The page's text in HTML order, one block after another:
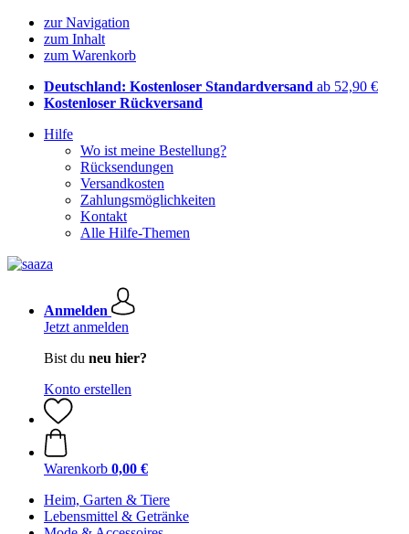
zur Navigation
zum Inhalt
zum Warenkorb
Deutschland: Kostenloser Standardversand ab 52,90 €
Kostenloser Rückversand
Hilfe
Wo ist meine Bestellung?
Rücksendungen
Versandkosten
Zahlungsmöglichkeiten
Kontakt
Alle Hilfe-Themen
Anmelden
Jetzt anmelden
Bist du neu hier?
Konto erstellen
Warenkorb 0,00 €
Heim, Garten & Tiere
Lebensmittel & Getränke